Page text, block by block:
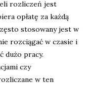
rozliczeń jest
opłatę za każdą
stosowany jest w
rozciągać w czasie i
dużo pracy.
czy
w ten